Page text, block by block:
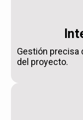
Gestión precisa
del proyecto.